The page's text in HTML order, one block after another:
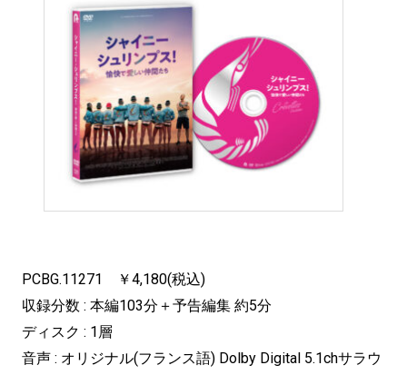
PCBG.11271 ￥4,180(税込)
収録分数 : 本編103分＋予告編集 約5分
ディスク : 1層
音声 : オリジナル(フランス語) Dolby Digital 5.1chサラウ